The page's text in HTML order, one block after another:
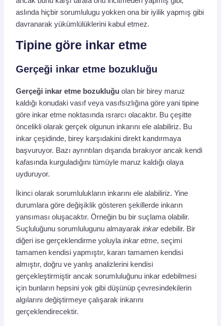
aslında hiçbir sorumlulugu yokken ona bir iyilik yapmış gibi
davranarak yükümlülüklerini kabul etmez.
Tipine göre inkar etme
Gerçeği inkar etme bozukluğu
Gerçeği inkar etme bozukluğu olan bir birey maruz
kaldığı konudaki vasıf veya vasıfsızlığına göre yani tipine
göre inkar etme noktasında ısrarcı olacaktır. Bu çeşitte
öncelikli olarak gerçek olgunun inkarını ele alabiliriz. Bu
inkar çeşidinde, birey karşıdakini direkt kandırmaya
başvuruyor. Bazı ayrıntıları dışarıda bırakıyor ancak kendi
kafasında kurguladığını tümüyle maruz kaldığı olaya
uyduruyor.
İkinci olarak sorumlulukların inkarını ele alabiliriz. Yine
durumlara göre değişiklik gösteren şekillerde inkarın
yansıması oluşacaktır. Örneğin bu bir suçlama olabilir.
Suçluluğunu sorumlulugunu almayarakinkaredebilir. Bir
diğeri ise gerçeklendirme yoluylainkar etme, seçimi
tamamen kendisi yapmıştır, kararı tamamen kendisi
almıştır, doğru ve yanlış analizlerini kendisi
gerçekleştirmiştir ancak sorumluluğunu inkar edebilmesi
için bunların hepsini yok gibi düşünüp çevresindekilerin
algılarını değiştirmeye çalışarak inkarını
gerçeklendirecektir.